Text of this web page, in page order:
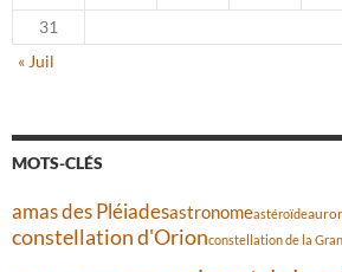
31
« Juil
MOTS-CLÉS
amas des Pléiadesastronomeastéroïde
constellation d'Orionconstellation de la